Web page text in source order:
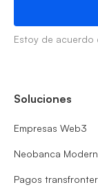
Estoy de acuerdo
Soluciones
Empresas Web3
Neobanca
Pagos